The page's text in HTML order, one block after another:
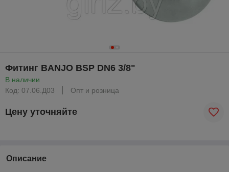
Фитинг BANJO BSP DN6 3/8"
В наличии
Код: 07.06.Д03
Опт и розница
Цену уточняйте
Описание